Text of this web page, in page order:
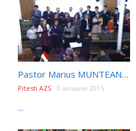
Pastor Marius MUNTEANU – Rugaciunea 720p
Pitesti AZS 3 ianuarie 2015
...